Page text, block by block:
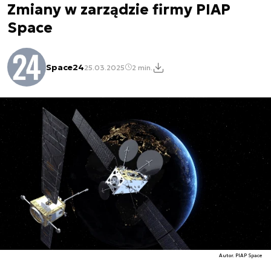
Zmiany w zarządzie firmy PIAP
Space
Space2425.03.2025 2 min.
Autor. PIAP Space